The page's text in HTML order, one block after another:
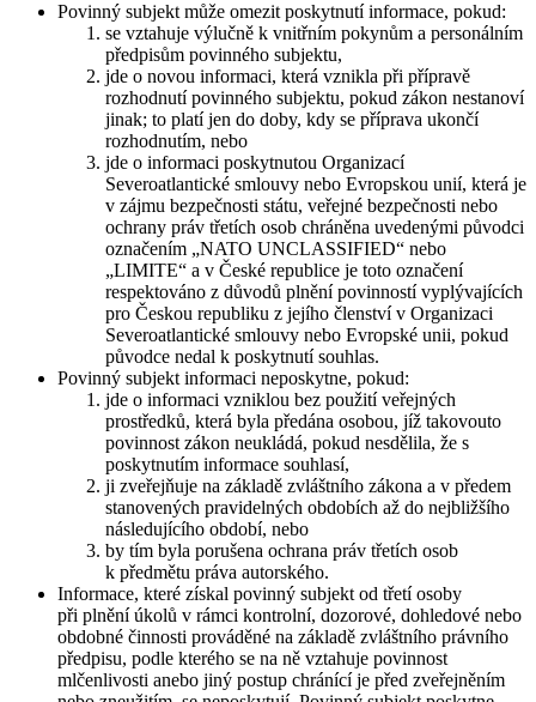
Povinný subjekt může omezit poskytnutí informace, pokud:
se vztahuje výlučně k vnitřním pokynům a personálním
předpisům povinného subjektu,
jde o novou informaci, která vznikla při přípravě
rozhodnutí povinného subjektu, pokud zákon nestanoví
jinak; to platí jen do doby, kdy se příprava ukončí
rozhodnutím, nebo
jde o informaci poskytnutou Organizací
Severoatlantické smlouvy nebo Evropskou unií, která je
v zájmu bezpečnosti státu, veřejné bezpečnosti nebo
ochrany práv třetích osob chráněna uvedenými původci
označením „NATO UNCLASSIFIED“ nebo
„LIMITE“ a v České republice je toto označení
respektováno z důvodů plnění povinností vyplývajících
pro Českou republiku z jejího členství v Organizaci
Severoatlantické smlouvy nebo Evropské unii, pokud
původce nedal k poskytnutí souhlas.
Povinný subjekt informaci neposkytne, pokud:
jde o informaci vzniklou bez použití veřejných
prostředků, která byla předána osobou, jíž takovouto
povinnost zákon neukládá, pokud nesdělila, že s
poskytnutím informace souhlasí,
ji zveřejňuje na základě zvláštního zákona a v předem
stanovených pravidelných obdobích až do nejbližšího
následujícího období, nebo
by tím byla porušena ochrana práv třetích osob
k předmětu práva autorského.
Informace, které získal povinný subjekt od třetí osoby
při plnění úkolů v rámci kontrolní, dozorové, dohledové nebo
obdobné činnosti prováděné na základě zvláštního právního
předpisu, podle kterého se na ně vztahuje povinnost
mlčenlivosti anebo jiný postup chránící je před zveřejněním